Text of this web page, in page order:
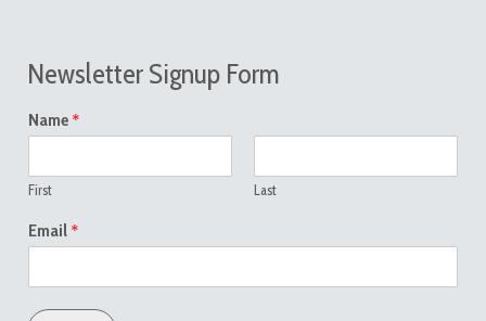
Newsletter Signup Form
Name *
First Last
Email *